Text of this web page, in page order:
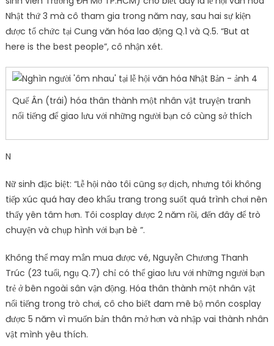
Nhật thứ 3 mà cô tham gia trong năm nay, sau hai sự kiện
được tổ chức tại Cung văn hóa lao động Q.1 và Q.5. “But at
here is the best people”, cô nhận xét.
Quế Ân (trái) hóa thân thành một nhân vật truyện tranh
nổi tiếng để giao lưu với những người bạn có cùng sở thích
N
Nữ sinh đặc biệt: “Lễ hội nào tôi cũng sợ dịch, nhưng tôi không
tiếp xúc quá hay đeo khẩu trang trong suốt quá trình chơi nên
thấy yên tâm hơn. Tôi cosplay được 2 năm rồi, đến đây để trò
chuyện và chụp hình với bạn bè ”.
Không thể may mắn mua được vé, Nguyễn Chương Thanh
Trúc (23 tuổi, ngụ Q.7) chỉ có thể giao lưu với những người bạn
trẻ ở bên ngoài sân vận động. Hóa thân thành một nhân vật
nổi tiếng trong trò chơi, cô cho biết đam mê bộ môn cosplay
được 5 năm vì muốn bản thân mở hơn và nhập vai thành nhân
vật mình yêu thích.